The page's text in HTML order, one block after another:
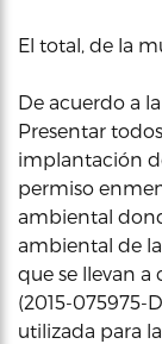
El total, de la
De acuerdo a
Presentar
implantación
permiso
ambiental
ambiental de
que se llevan a
(2015-075975-
utilizada para